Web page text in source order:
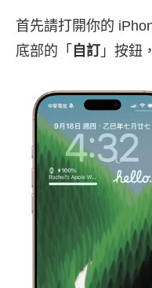
首先請打開你的
底部的「 自訂 」按鈕